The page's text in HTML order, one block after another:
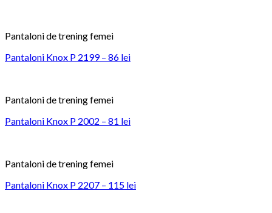
Pantaloni de trening femei
Pantaloni Knox P 2199 – 86 lei
Pantaloni de trening femei
Pantaloni Knox P 2002 – 81 lei
Pantaloni de trening femei
Pantaloni Knox P 2207 – 115 lei